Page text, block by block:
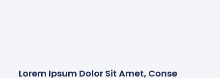
Lorem Ipsum Dolor Sit Amet, Conse